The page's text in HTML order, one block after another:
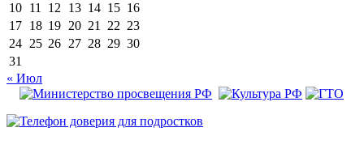
10 11 12 13 14 15 16
17 18 19 20 21 22 23
24 25 26 27 28 29 30
31
« Июл